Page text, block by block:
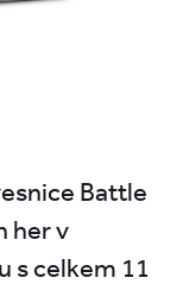
Battle
her v
s celkem 11